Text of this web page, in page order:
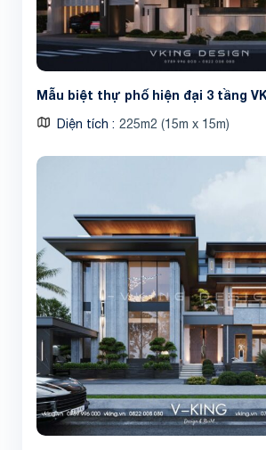
Mẫu biệt thự phố hiện đại 3 tầng
Diện tích 225m2 (15m x 15m)